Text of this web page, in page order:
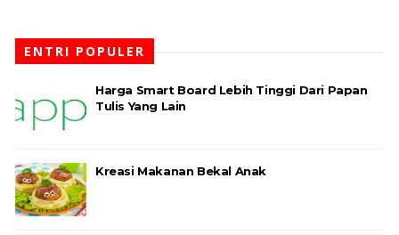
ENTRI POPULER
Harga Smart Board Lebih Tinggi Dari Papan
Tulis Yang Lain
Kreasi Makanan Bekal Anak